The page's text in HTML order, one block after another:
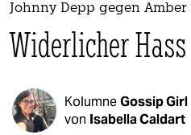
themen
politik
öko
gesellschaft
Johnny Depp gegen Amber
Widerlicher
KolumneGossip Girl
von Isabella Caldart